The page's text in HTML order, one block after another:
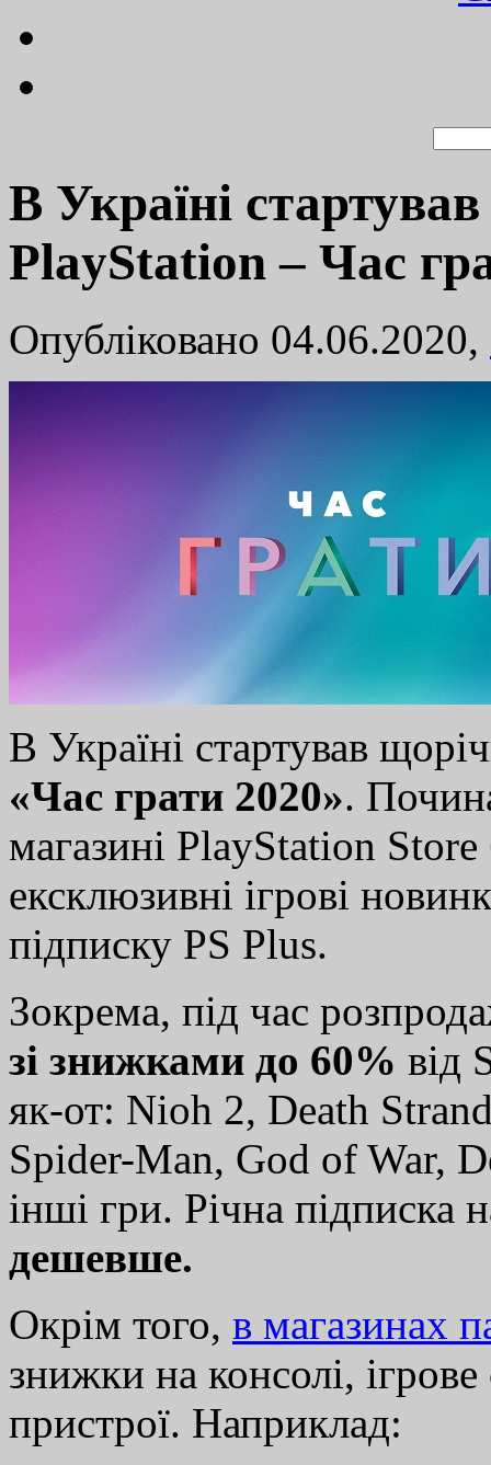
В Україні
PlayStation – Час
Опубліковано 04.06.2020,
В Україні стартував
«Час грати 2020».
магазині PlayStation
ексклюзивні ігрові
підписку PS Plus.
Зокрема, під час
зі знижками до 60% від
як-от: Nioh 2, Death
Spider-Man, God of War,
інші гри. Річна підписка
дешевше.
Окрім того, в магазинах
знижки на консолі,
пристрої. Наприклад: